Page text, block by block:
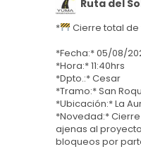
Ruta del
* Cierre total de
*Fecha:* 05/08/
*Hora:* 11:40hrs
*Dpto.:* Cesar
*Tramo:* San
*Ubicación:* La
*Novedad:*
ajenas al
bloqueos por